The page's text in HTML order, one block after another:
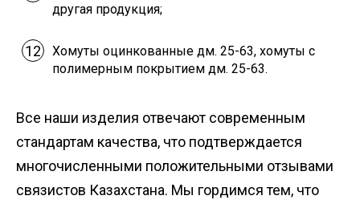
другая продукция;
Хомуты оцинкованные дм. 25-63, хомуты с
полимерным покрытием дм. 25-63.
Все наши изделия отвечают современным
стандартам качества, что подтверждается
многочисленными положительными отзывами
связистов Казахстана. Мы гордимся тем, что